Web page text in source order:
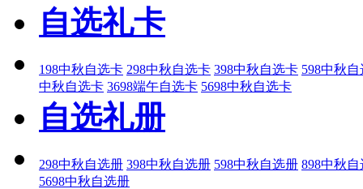
自选礼卡
198中秋自选卡 298中秋自选卡 398中秋自选卡 598中秋
中秋自选卡 3698端午自选卡 5698中秋自选卡
自选礼册
298中秋自选册 398中秋自选册 598中秋自选册 898中秋自
5698中秋自选册